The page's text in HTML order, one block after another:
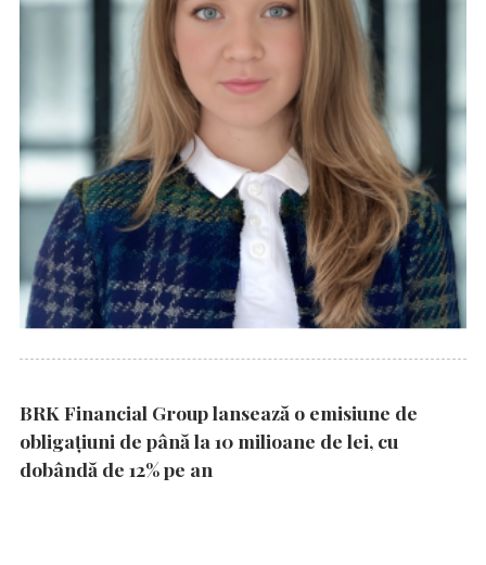
BRK Financial Group lansează o emisiune de
obligațiuni de până la 10 milioane de lei, cu
dobândă de 12% pe an